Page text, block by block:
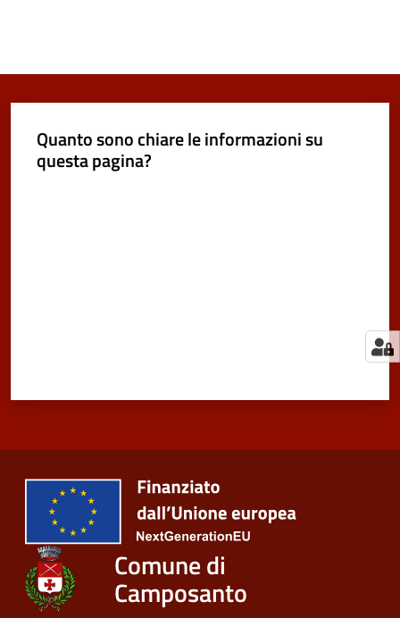
Quanto sono chiare le informazioni su
questa pagina?
Comune di
Camposanto